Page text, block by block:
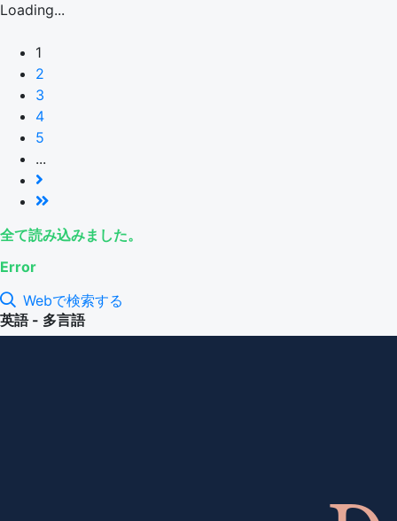
Loading...
1
2
3
4
5
...
全て読み込みました。
Error
Webで検索する
英語 - 多言語